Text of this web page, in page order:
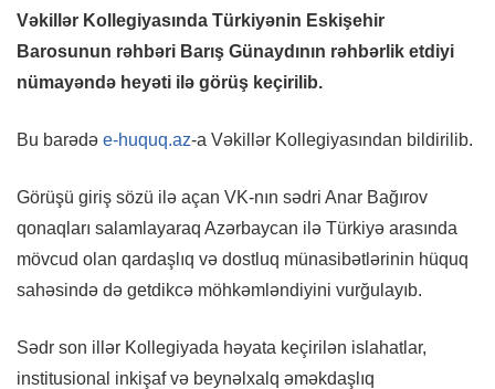
Vəkillər Kollegiyasında Türkiyənin Eskişehir
Barosunun rəhbəri Barış Günaydının rəhbərlik etdiyi
nümayəndə heyəti ilə görüş keçirilib.
Bu barədə e-huquq.az-a Vəkillər Kollegiyasından bildirilib.
Görüşü giriş sözü ilə açan VK-nın sədri Anar Bağırov
qonaqları salamlayaraq Azərbaycan ilə Türkiyə arasında
mövcud olan qardaşlıq və dostluq münasibətlərinin hüquq
sahəsində də getdikcə möhkəmləndiyini vurğulayıb.
Sədr son illər Kollegiyada həyata keçirilən islahatlar,
institusional inkişaf və beynəlxalq əməkdaşlıq